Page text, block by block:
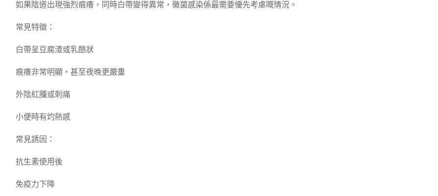
如果陰道出現強烈痕癢，同時白帶變得異常，黴菌感染係最需要優先考慮嘅情況。
常見特徵：
白帶呈豆腐渣或乳酪狀
痕癢非常明顯，甚至夜晚更嚴重
外陰紅腫或刺痛
小便時有灼熱感
常見誘因：
抗生素使用後
免疫力下降